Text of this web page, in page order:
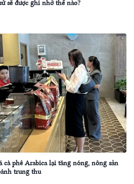
sẽ được ghi nhớ thế nào?
phê Arabica lại tăng nóng, nông sản
trung thu